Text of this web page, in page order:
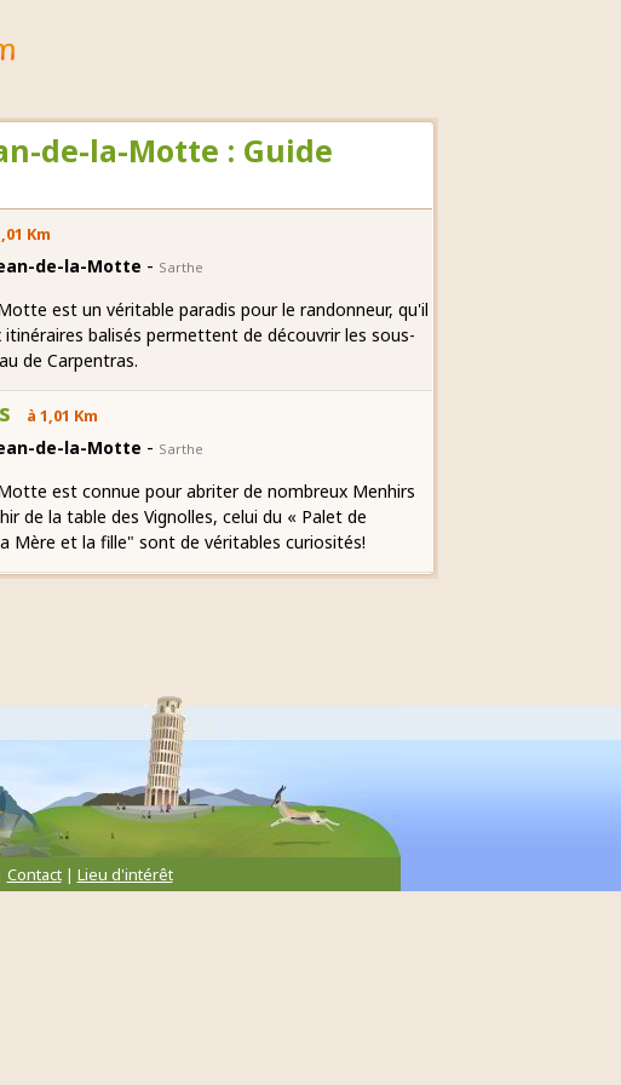
de-la-Motte : Guide
Km
de-la-Motte - Sarthe
est un véritable paradis pour le randonneur, qu'il
balisés permettent de découvrir les sous-
de Carpentras.
à 1,01 Km
de-la-Motte - Sarthe
est connue pour abriter de nombreux Menhirs
de la table des Vignolles, celui du « Palet de
Mère et la fille" sont de véritables curiosités!
Contact| Lieu d'intérêt